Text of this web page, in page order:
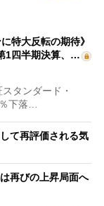
特大反転の期待》
1四半期決算、…
タンダード・
下落…
て再評価される気
再びの上昇局面へ